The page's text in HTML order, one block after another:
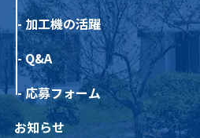
加工機の活躍
Q&A
応募フォーム
お知らせ